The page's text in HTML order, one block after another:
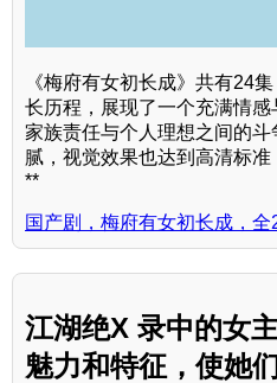
《梅府有女初长成》共有24
长历程，展现了一个充满情
家族责任与个人理想之间的
腻，视觉效果也达到高清标准
**
国产剧，梅府有女初长成，全
江湖绝X 录中的女
魅力和特征，使她